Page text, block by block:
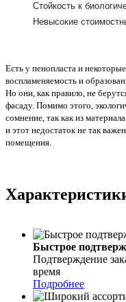
Стойкость к
Невысокие
Есть у пенопласта и
воспламеняемость и
Но они, как правило, не
фасаду. Помимо этого,
сомнение, так как из
и этот недостаток не так
помещения.
Быстрое
Подтверждение
время
Подробнее